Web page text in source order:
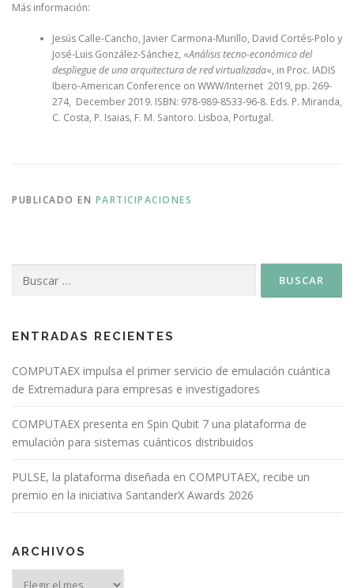
Más información:
Jesús Calle-Cancho, Javier Carmona-Murillo, David Cortés-Polo y
José-Luis González-Sánchez, «Análisis tecno-económico del
despliegue de una arquitectura de red virtualizada«, in Proc. IADIS
Ibero-American Conference on WWW/Internet 2019, pp. 269-
274, December 2019. ISBN: 978-989-8533-96-8. Eds. P. Miranda,
C. Costa, P. Isaias, F. M. Santoro. Lisboa, Portugal.
PUBLICADO EN PARTICIPACIONES
ENTRADAS RECIENTES
COMPUTAEX impulsa el primer servicio de emulación cuántica
de Extremadura para empresas e investigadores
COMPUTAEX presenta en Spin Qubit 7 una plataforma de
emulación para sistemas cuánticos distribuidos
PULSE, la plataforma diseñada en COMPUTAEX, recibe un
premio en la iniciativa SantanderX Awards 2026
ARCHIVOS